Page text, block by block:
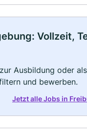
Vollzeit,
Ausbildung oder
und bewerben.
Jetzt alle Jobs in